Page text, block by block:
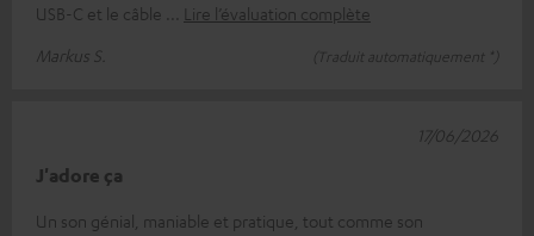
USB-C et le câble
Lire l’évaluation complète
Markus S.
(Traduit automatiquement *)
J'adore ça
Un son génial, maniable et pratique, tout comme son
17/06/2026